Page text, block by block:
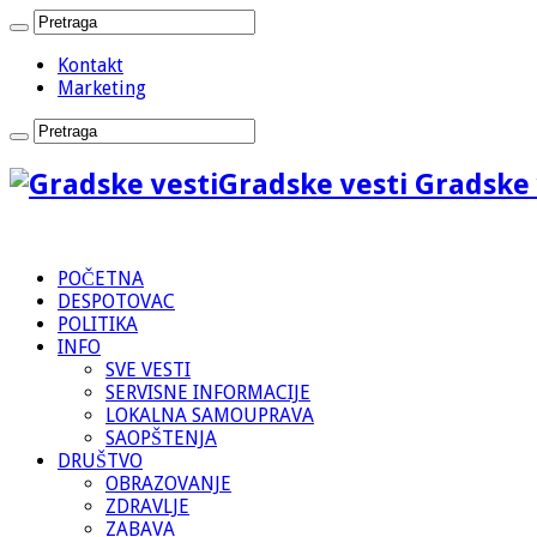
Kontakt
Marketing
Gradske vesti
POČETNA
DESPOTOVAC
POLITIKA
INFO
SVE VESTI
SERVISNE INFORMACIJE
LOKALNA SAMOUPRAVA
SAOPŠTENJA
DRUŠTVO
OBRAZOVANJE
ZDRAVLJE
ZABAVA